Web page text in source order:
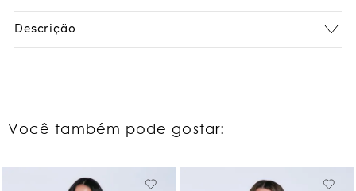
Descrição
Você também pode gostar: